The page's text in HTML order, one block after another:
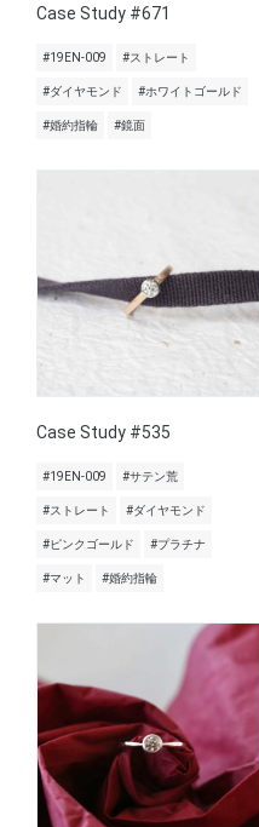
Case Study #671
#19EN-009 #ストレート
#ダイヤモンド #ホワイトゴールド
#婚約指輪 #鏡面
Case Study #535
#19EN-009 #サテン荒
#ストレート #ダイヤモンド
#ピンクゴールド #プラチナ
#マット #婚約指輪